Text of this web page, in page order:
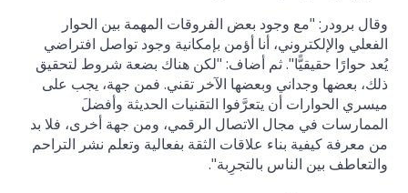
وقال برودر: "مع وجود بعض الفروقات المهمة بين الحوار
الفعلي والإلكتروني، أنا أؤمن بإمكانية وجود تواصل افتراضي
يُعد حوارًا حقيقيًّا". ثم أضاف: "لكن هناك بضعة شروط لتحقيق
ذلك، بعضها وجداني وبعضها الآخر تقني. فمن جهة، يجب على
ميسري الحوارات أن يتعرَّفوا التقنيات الحديثة وأفضلَ
الممارسات في مجال الاتصال الرقمي، ومن جهة أخرى، فلا بد
من معرفة كيفية بناء علاقات الثقة بفعالية وتعلم نشر التراحم
والتعاطف بين الناس بالتجرِبة".